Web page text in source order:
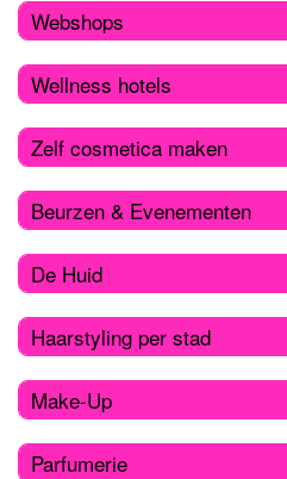
Webshops
Wellness hotels
Zelf cosmetica maken
Beurzen & Evenementen
De Huid
Haarstyling per stad
Make-Up
Parfumerie